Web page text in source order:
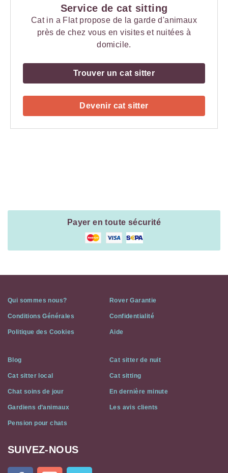
Service de cat sitting
Cat in a Flat propose de la garde d'animaux
près de chez vous en visites et nuitées à
domicile.
Trouver un cat sitter
Devenir cat sitter
Payer en toute sécurité
Qui sommes nous? Rover Garantie
Conditions Générales Confidentialité
Politique des Cookies Aide
Blog Cat sitter de nuit
Cat sitter local Cat sitting
Chat soins de jour En dernière minute
Gardiens d’animaux Les avis clients
Pension pour chats
Cat
SUIVEZ-NOUS